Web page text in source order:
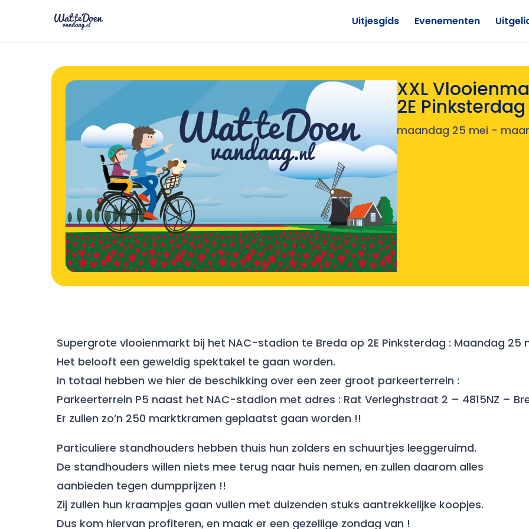
Uitjesgids Evenementen
XXL
2E Pinksterdag
maandag 25 mei -
Supergrote vlooienmarkt bij het NAC-stadion te Breda op 2E Pinksterdag : Maandag 25
Het belooft een geweldig spektakel te gaan worden.
In totaal hebben we hier de beschikking over een zeer groot parkeerterrein :
Parkeerterrein P5 naast het NAC-stadion met adres : Rat Verleghstraat 2 – 4815NZ –
Er zullen zo’n 250 marktkramen geplaatst gaan worden !!
Particuliere standhouders hebben thuis hun zolders en schuurtjes leeggeruimd.
De standhouders willen niets mee terug naar huis nemen, en zullen daarom alles
aanbieden tegen dumpprijzen !!
Zij zullen hun kraampjes gaan vullen met duizenden stuks aantrekkelijke koopjes.
Dus kom hiervan profiteren, en maak er een gezellige zondag van !